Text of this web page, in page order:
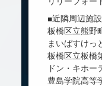
■近隣周辺施
板橋区立熊野
まいばすけっ
板橋区立板橋
ドン・キホ
豊島学院高等